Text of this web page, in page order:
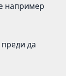
например
да